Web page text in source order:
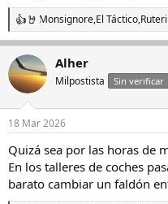
R
e
c
c
i
e
:
Monsignore,El Táctico,
Alher
Milpostista Sin verificar
18 Mar 2026
Quizá sea por las horas de
En los talleres de coches
barato cambiar un faldón